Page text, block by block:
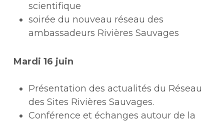
scientifique
soirée du nouveau réseau des
ambassadeurs Rivières Sauvages
Mardi 16 juin
Présentation des actualités du Réseau
des Sites Rivières Sauvages.
Conférence et échanges autour de la